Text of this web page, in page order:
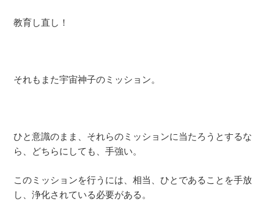
教育し直し！
それもまた宇宙神子のミッション。
ひと意識のまま、それらのミッションに当たろうとするな
ら、どちらにしても、手強い。
このミッションを行うには、相当、ひとであることを手放
し、浄化されている必要がある。